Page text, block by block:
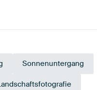
Sonnenuntergang